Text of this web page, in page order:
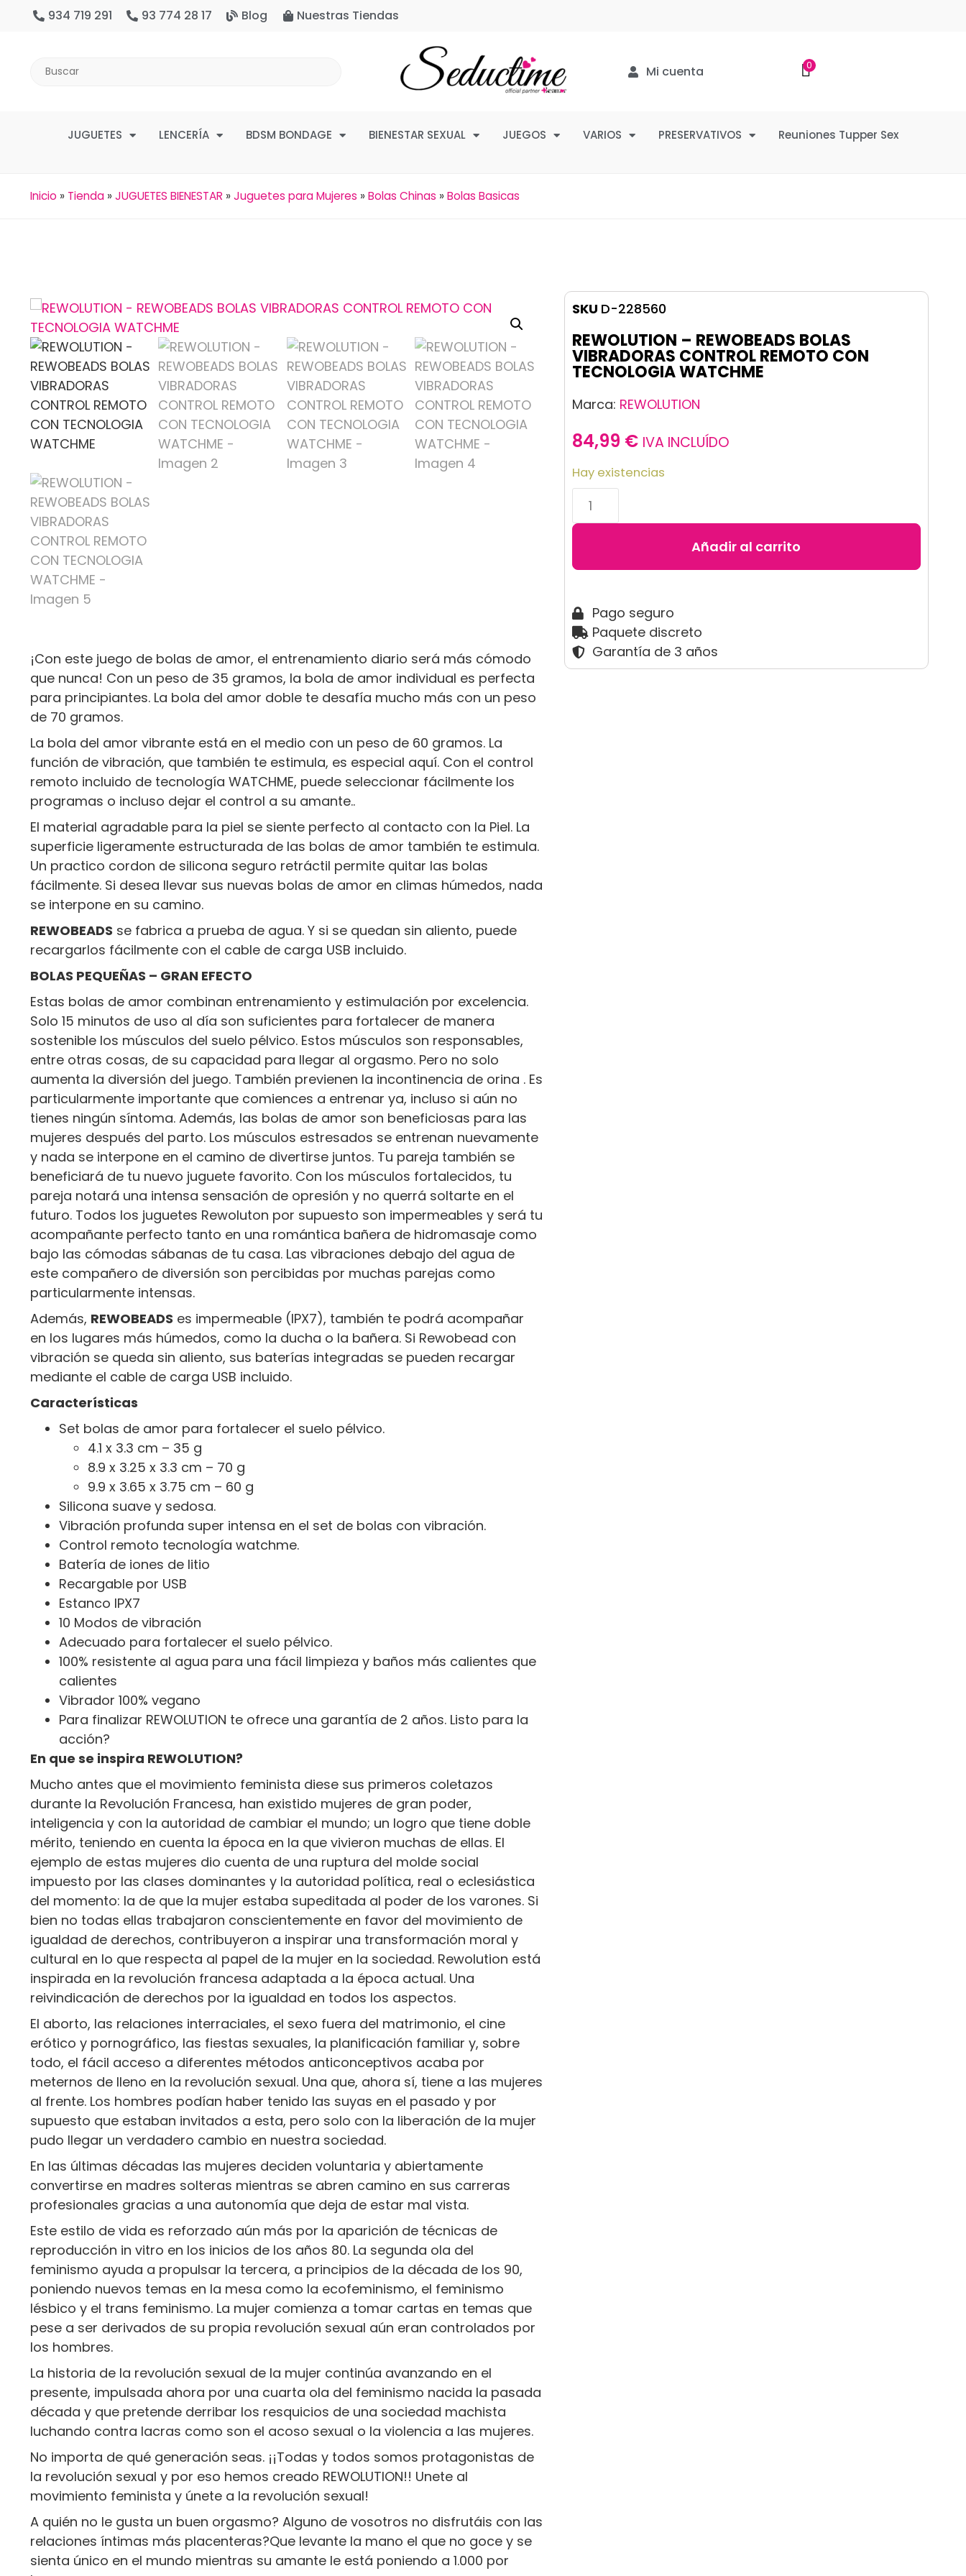
934 719 291 93 774 28 17 Blog Nuestras Tiendas
Mi cuenta 0
JUGUETES LENCERÍA BDSM BONDAGE BIENESTAR SEXUAL JUEGOS VARIOS PRESERVATIVOS Reuniones Tupper Sex
Inicio » Tienda »JUGUETES BIENESTAR »Juguetes para Mujeres »Bolas Chinas »Bolas Basicas
¡Con este juego de bolas de amor, el entrenamiento diario será más cómodo
que nunca! Con un peso de 35 gramos, la bola de amor individual es perfecta
para principiantes. La bola del amor doble te desafía mucho más con un peso
de 70 gramos.
La bola del amor vibrante está en el medio con un peso de 60 gramos. La
función de vibración, que también te estimula, es especial aquí. Con el control
remoto incluido de tecnología WATCHME, puede seleccionar fácilmente los
programas o incluso dejar el control a su amante..
El material agradable para la piel se siente perfecto al contacto con la Piel. La
superficie ligeramente estructurada de las bolas de amor también te estimula.
Un practico cordon de silicona seguro retráctil permite quitar las bolas
fácilmente. Si desea llevar sus nuevas bolas de amor en climas húmedos, nada
se interpone en su camino.
REWOBEADS se fabrica a prueba de agua. Y si se quedan sin aliento, puede
recargarlos fácilmente con el cable de carga USB incluido.
BOLAS PEQUEÑAS – GRAN EFECTO
Estas bolas de amor combinan entrenamiento y estimulación por excelencia.
Solo 15 minutos de uso al día son suficientes para fortalecer de manera
sostenible los músculos del suelo pélvico. Estos músculos son responsables,
entre otras cosas, de su capacidad para llegar al orgasmo. Pero no solo
aumenta la diversión del juego. También previenen la incontinencia de orina . Es
particularmente importante que comiences a entrenar ya, incluso si aún no
tienes ningún síntoma. Además, las bolas de amor son beneficiosas para las
mujeres después del parto. Los músculos estresados se entrenan nuevamente
y nada se interpone en el camino de divertirse juntos. Tu pareja también se
beneficiará de tu nuevo juguete favorito. Con los músculos fortalecidos, tu
pareja notará una intensa sensación de opresión y no querrá soltarte en el
futuro. Todos los juguetes Rewoluton por supuesto son impermeables y será tu
acompañante perfecto tanto en una romántica bañera de hidromasaje como
bajo las cómodas sábanas de tu casa. Las vibraciones debajo del agua de
este compañero de diversión son percibidas por muchas parejas como
particularmente intensas.
Además, REWOBEADS es impermeable (IPX7), también te podrá acompañar
en los lugares más húmedos, como la ducha o la bañera. Si Rewobead con
vibración se queda sin aliento, sus baterías integradas se pueden recargar
mediante el cable de carga USB incluido.
Características
Set bolas de amor para fortalecer el suelo pélvico.
4.1 x 3.3 cm – 35 g
8.9 x 3.25 x 3.3 cm – 70 g
9.9 x 3.65 x 3.75 cm – 60 g
Silicona suave y sedosa.
Vibración profunda super intensa en el set de bolas con vibración.
Control remoto tecnología watchme.
Batería de iones de litio
Recargable por USB
Estanco IPX7
10 Modos de vibración
Adecuado para fortalecer el suelo pélvico.
100% resistente al agua para una fácil limpieza y baños más calientes que
calientes
Vibrador 100% vegano
Para finalizar REWOLUTION te ofrece una garantía de 2 años. Listo para la
acción?
En que se inspira REWOLUTION?
Mucho antes que el movimiento feminista diese sus primeros coletazos
durante la Revolución Francesa, han existido mujeres de gran poder,
inteligencia y con la autoridad de cambiar el mundo; un logro que tiene doble
mérito, teniendo en cuenta la época en la que vivieron muchas de ellas. El
ejemplo de estas mujeres dio cuenta de una ruptura del molde social
impuesto por las clases dominantes y la autoridad política, real o eclesiástica
del momento: la de que la mujer estaba supeditada al poder de los varones. Si
bien no todas ellas trabajaron conscientemente en favor del movimiento de
igualdad de derechos, contribuyeron a inspirar una transformación moral y
cultural en lo que respecta al papel de la mujer en la sociedad. Rewolution está
inspirada en la revolución francesa adaptada a la época actual. Una
reivindicación de derechos por la igualdad en todos los aspectos.
El aborto, las relaciones interraciales, el sexo fuera del matrimonio, el cine
erótico y pornográfico, las fiestas sexuales, la planificación familiar y, sobre
todo, el fácil acceso a diferentes métodos anticonceptivos acaba por
meternos de lleno en la revolución sexual. Una que, ahora sí, tiene a las mujeres
al frente. Los hombres podían haber tenido las suyas en el pasado y por
supuesto que estaban invitados a esta, pero solo con la liberación de la mujer
pudo llegar un verdadero cambio en nuestra sociedad.
En las últimas décadas las mujeres deciden voluntaria y abiertamente
convertirse en madres solteras mientras se abren camino en sus carreras
profesionales gracias a una autonomía que deja de estar mal vista.
Este estilo de vida es reforzado aún más por la aparición de técnicas de
reproducción in vitro en los inicios de los años 80. La segunda ola del
feminismo ayuda a propulsar la tercera, a principios de la década de los 90,
poniendo nuevos temas en la mesa como la ecofeminismo, el feminismo
lésbico y el trans feminismo. La mujer comienza a tomar cartas en temas que
pese a ser derivados de su propia revolución sexual aún eran controlados por
los hombres.
La historia de la revolución sexual de la mujer continúa avanzando en el
presente, impulsada ahora por una cuarta ola del feminismo nacida la pasada
década y que pretende derribar los resquicios de una sociedad machista
luchando contra lacras como son el acoso sexual o la violencia a las mujeres.
No importa de qué generación seas. ¡¡Todas y todos somos protagonistas de
la revolución sexual y por eso hemos creado REWOLUTION!! Unete al
movimiento feminista y únete a la revolución sexual!
A quién no le gusta un buen orgasmo? Alguno de vosotros no disfrutáis con las
relaciones íntimas más placenteras?Que levante la mano el que no goce y se
sienta único en el mundo mientras su amante le está poniendo a 1.000 por
SKU D-228560
REWOLUTION – REWOBEADS BOLAS
VIBRADORAS CONTROL REMOTO CON
TECNOLOGIA WATCHME
Marca: REWOLUTION
84,99 € IVA INCLUÍDO
Hay existencias
Añadir al carrito
Pago seguro
Paquete discreto
Garantía de 3 años